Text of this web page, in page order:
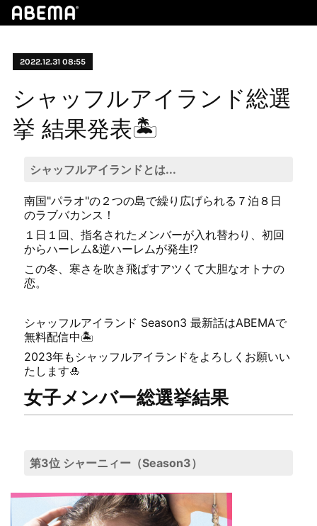
2022.12.31 08:55
シャッフルアイランド総選
挙 結果発表🏝
シャッフルアイランドとは...
南国"パラオ"の２つの島で繰り広げられる７泊８日
のラブバカンス！
１日１回、指名されたメンバーが入れ替わり、初回
からハーレム&逆ハーレムが発生!?
この冬、寒さを吹き飛ばすアツくて大胆なオトナの
恋。
シャッフルアイランド Season3 最新話はABEMAで
無料配信中🏝
2023年もシャッフルアイランドをよろしくお願いい
たします🎍
女子メンバー総選挙結果
第3位 シャーニィー（Season3）